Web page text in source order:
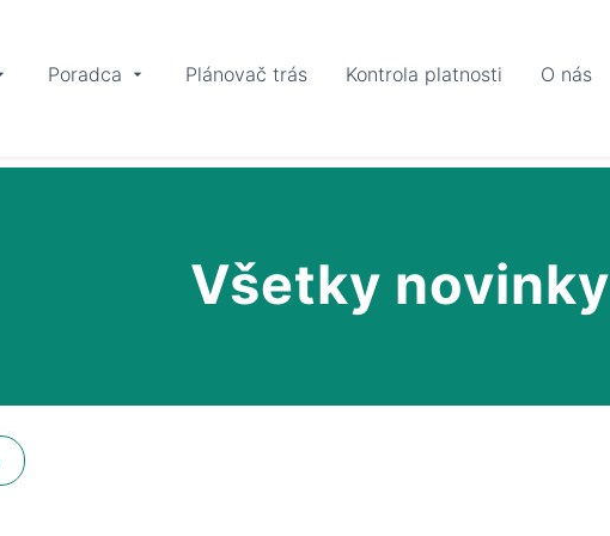
Poradca Plánovač trás Kontrola platnosti O nás
Všetky novinky